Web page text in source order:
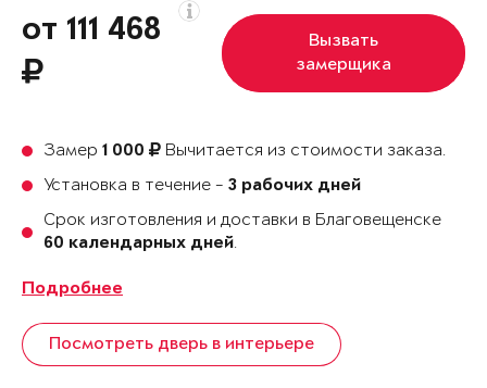
от 111 468
Вызвать
замерщика
Замер 1 000
Вычитается из стоимости заказа.
Установка в течение - 3 рабочих дней
Срок изготовления и доставки в Благовещенске
60 календарных дней.
Подробнее
Посмотреть дверь в интерьере